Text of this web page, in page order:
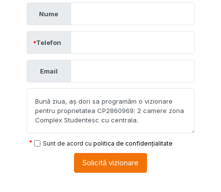
Nume
Telefon
Email
Sunt de acord cu politica de confidențialitate
Solicită vizionare